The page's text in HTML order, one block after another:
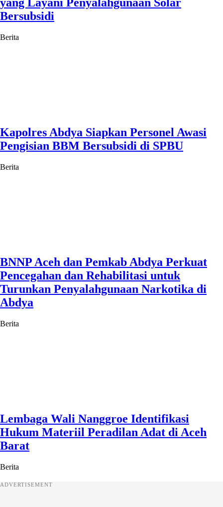
yang Layani Penyalahgunaan Solar
Bersubsidi
Berita
Kapolres Abdya Siapkan Personel Awasi
Pengisian BBM Bersubsidi di SPBU
Berita
BNNP Aceh dan Pemkab Abdya Perkuat
Pencegahan dan Rehabilitasi untuk
Turunkan Penyalahgunaan Narkotika di
Abdya
Berita
Lembaga Wali Nanggroe Identifikasi
Hukum Materiil Peradilan Adat di Aceh
Barat
Berita
ADVERTISEMENT